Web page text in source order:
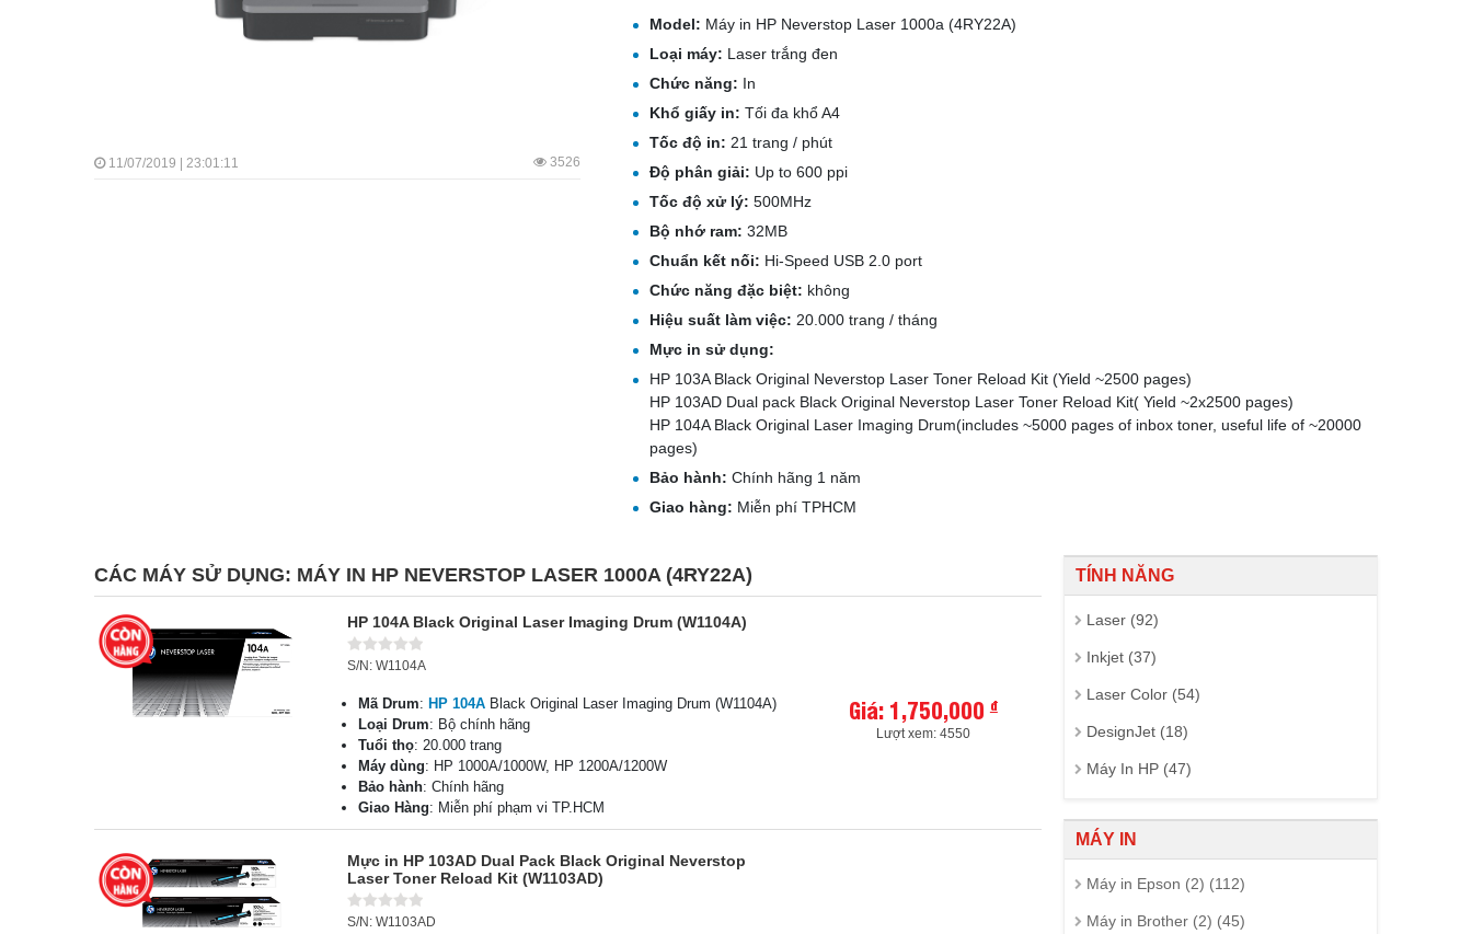
11/07/2019 | 23:01:11 3526
Model: Máy in HP Neverstop Laser 1000a (4RY22A)
Loại máy: Laser trắng đen
Chức năng: In
Khổ giấy in: Tối đa khổ A4
Tốc độ in: 21 trang / phút
Độ phân giải: Up to 600 ppi
Tốc độ xử lý: 500MHz
Bộ nhớ ram: 32MB
Chuẩn kết nối: Hi-Speed USB 2.0 port
Chức năng đặc biệt: không
Hiệu suất làm việc: 20.000 trang / tháng
Mực in sử dụng:
HP 103A Black Original Neverstop Laser Toner Reload Kit (Yield ~2500 pages)
HP 103AD Dual pack Black Original Neverstop Laser Toner Reload Kit( Yield ~2x2500 pages)
HP 104A Black Original Laser Imaging Drum(includes ~5000 pages of inbox toner, useful life of ~20000
pages)
Bảo hành: Chính hãng 1 năm
Giao hàng: Miễn phí TPHCM
CÁC MÁY SỬ DỤNG: MÁY IN HP NEVERSTOP LASER 1000A (4RY22A)
HP 104A Black Original Laser Imaging Drum (W1104A)
S/N: W1104A
Mã Drum: HP 104A Black Original Laser Imaging Drum (W1104A)
Loại Drum: Bộ chính hãng
Tuổi thọ: 20.000 trang
Máy dùng: HP 1000A/1000W, HP 1200A/1200W
Bảo hành: Chính hãng
Giao Hàng: Miễn phí phạm vi TP.HCM
Giá: 1,750,000đ
Lượt xem: 4550
Mực in HP 103AD Dual Pack Black Original Neverstop
Laser Toner Reload Kit (W1103AD)
S/N: W1103AD
TÍNH NĂNG
Laser (92)
Inkjet (37)
Laser Color (54)
DesignJet (18)
Máy In HP (47)
MÁY IN
Máy in Epson (2) (112)
Máy in Brother (2) (45)